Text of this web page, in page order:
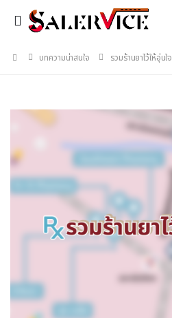
บทความน่าสนใจ รวมร้านยาไว้ให้อุ่นใจ